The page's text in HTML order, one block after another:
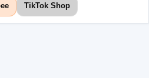
TikTok Shop